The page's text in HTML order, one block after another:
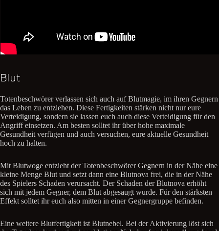
Blut
Totenbeschwörer verlassen sich auch auf Blutmagie, im ihren Gegnern
das Leben zu entziehen. Diese Fertigkeiten stärken nicht nur eure
Verteidigung, sondern sie lassen euch auch diese Verteidigung für den
Angriff einsetzen. Am besten solltet ihr über hohe maximale
Gesundheit verfügen und auch versuchen, eure aktuelle Gesundheit
hoch zu halten.
Mit Blutwoge entzieht der Totenbeschwörer Gegnern in der Nähe eine
kleine Menge Blut und setzt dann eine Blutnova frei, die in der Nähe
des Spielers Schaden verursacht. Der Schaden der Blutnova erhöht
sich mit jedem Gegner, dem Blut abgesaugt wurde. Für den stärksten
Effekt solltet ihr euch also mitten in einer Gegnergruppe befinden.
Eine weitere Blutfertigkeit ist Blutnebel. Bei der Aktivierung löst sich